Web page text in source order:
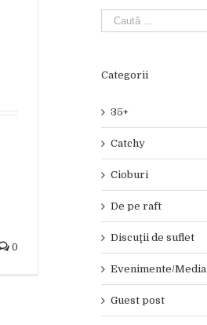
0
Categorii
35+
Catchy
Cioburi
De pe raft
Discuţii de suflet
Evenimente/Media
Guest post